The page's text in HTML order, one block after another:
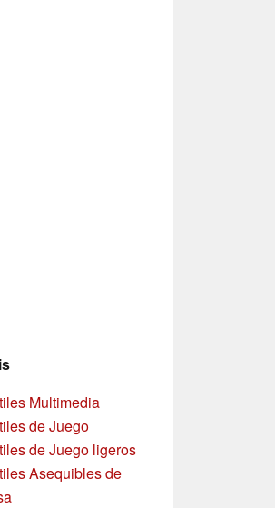
Multimedia
de Juego
de Juego ligeros
Asequibles de